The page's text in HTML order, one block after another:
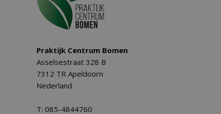
Praktijk Centrum Bomen
Asselsestraat 328 B
7312 TR Apeldoorn
Nederland
T: 085-4844760